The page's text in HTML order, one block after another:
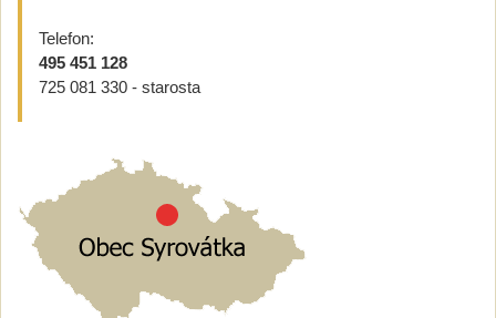
Telefon:
495 451 128
725 081 330 - starosta